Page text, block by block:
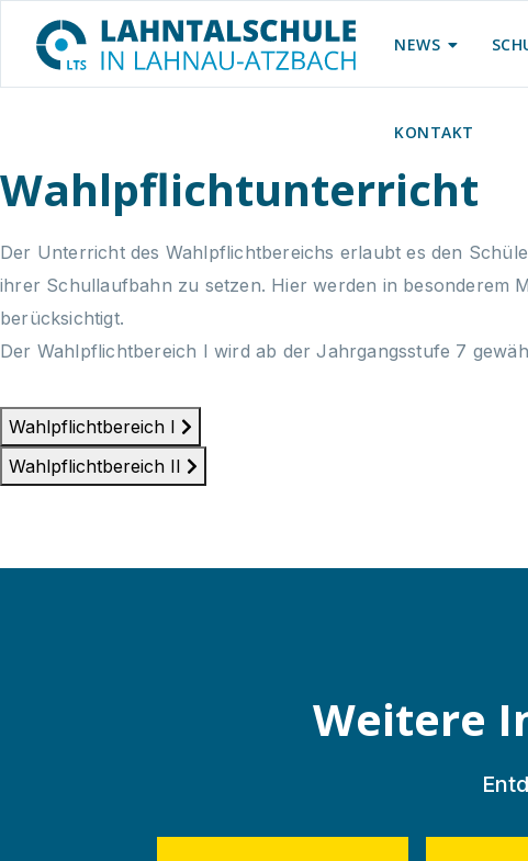
NEWS
KONTAKT
Wahlpflichtunterricht
Der Unterricht des Wahlpflichtbereichs erlaubt es den
ihrer Schullaufbahn zu setzen. Hier werden in besonderem
berücksichtigt.
Der Wahlpflichtbereich I wird ab der Jahrgangsstufe 7
Wahlpflichtbereich I
Wahlpflichtbereich II
Weitere